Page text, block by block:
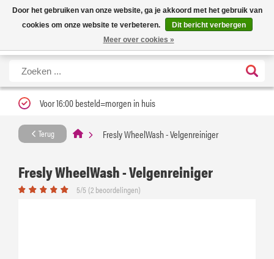
Nieuwe levertijd: 1 tot 3 werkdagen | Nu 25% korting op gehele assortiment
Carfume met kortingscode ''verfrissend''
X
Voor 16:00 besteld=morgen in huis
Terug Fresly WheelWash - Velgenreiniger
Fresly WheelWash - Velgenreiniger
5/5 (2 beoordelingen)
Door het gebruiken van onze website, ga je akkoord met het gebruik van
cookies om onze website te verbeteren.
Dit bericht verbergen
Meer over cookies »